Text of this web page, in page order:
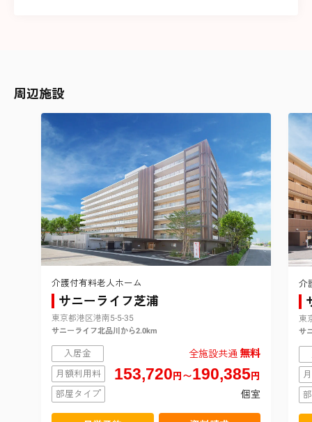
周辺施設
介護付有料老人ホーム
サニーライフ芝浦
東京都港区港南5-5-35
サニーライフ北品川から2.0km
入居金 全施設共通 無料
月額利用料 153,720 円〜190,385円
部屋タイプ 個室
介
東
サ